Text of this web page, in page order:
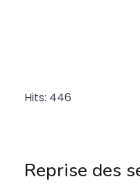
Hits: 446
Reprise des